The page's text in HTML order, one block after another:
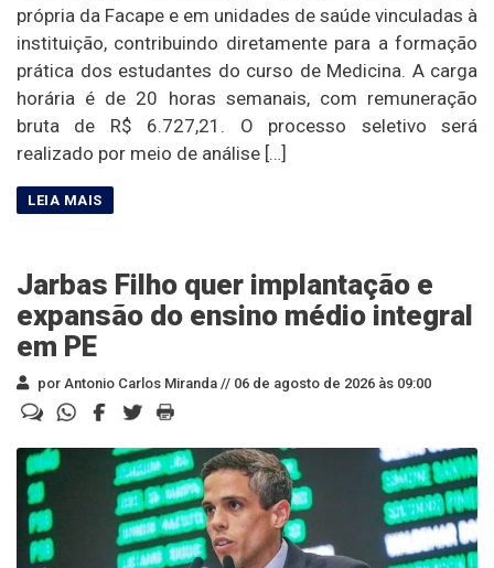
própria da Facape e em unidades de saúde vinculadas à
instituição, contribuindo diretamente para a formação
prática dos estudantes do curso de Medicina. A carga
horária é de 20 horas semanais, com remuneração
bruta de R$ 6.727,21. O processo seletivo será
realizado por meio de análise […]
Jarbas Filho quer implantação e
expansão do ensino médio integral
em PE
por Antonio Carlos Miranda // 06 de agosto de 2026 às 09:00